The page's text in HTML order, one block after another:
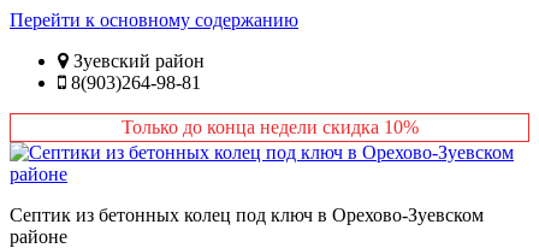
Перейти к основному содержанию
Зуевский район
8(903)264-98-81
Только до конца недели скидка 10%
Септик из бетонных колец под ключ в Орехово-Зуевском
районе